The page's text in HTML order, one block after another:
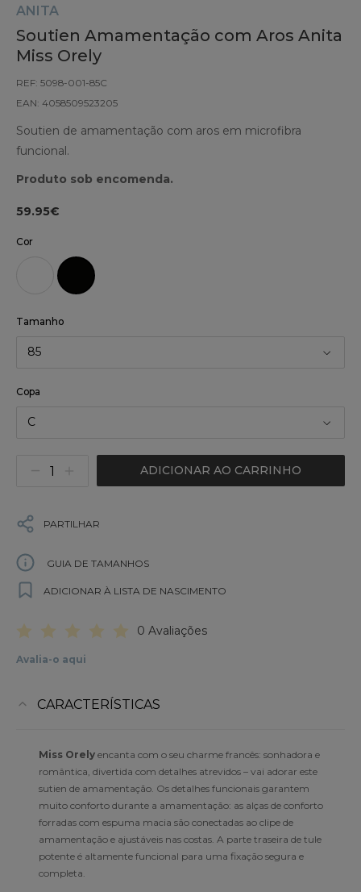
ANITA
Soutien Amamentação com Aros Anita
Miss Orely
REF: 5098-001-85C
EAN: 4058509523205
Soutien de amamentação com aros em microfibra
funcional.
Produto sob encomenda.
59.95€
Cor
Tamanho
85
Copa
C
ADICIONAR AO CARRINHO
PARTILHAR
GUIA DE TAMANHOS
ADICIONAR À LISTA DE NASCIMENTO
0 Avaliações
Avalia-o aqui
CARACTERÍSTICAS
Miss Orely encanta com o seu charme francês: sonhadora e
romântica, divertida com detalhes atrevidos – vai adorar este
sutien de amamentação. Os detalhes funcionais garantem
muito conforto durante a amamentação: as alças de conforto
forradas com espuma macia são conectadas ao clipe de
amamentação e ajustáveis nas costas. A parte traseira de tule
potente é altamente funcional para uma fixação segura e
completa.